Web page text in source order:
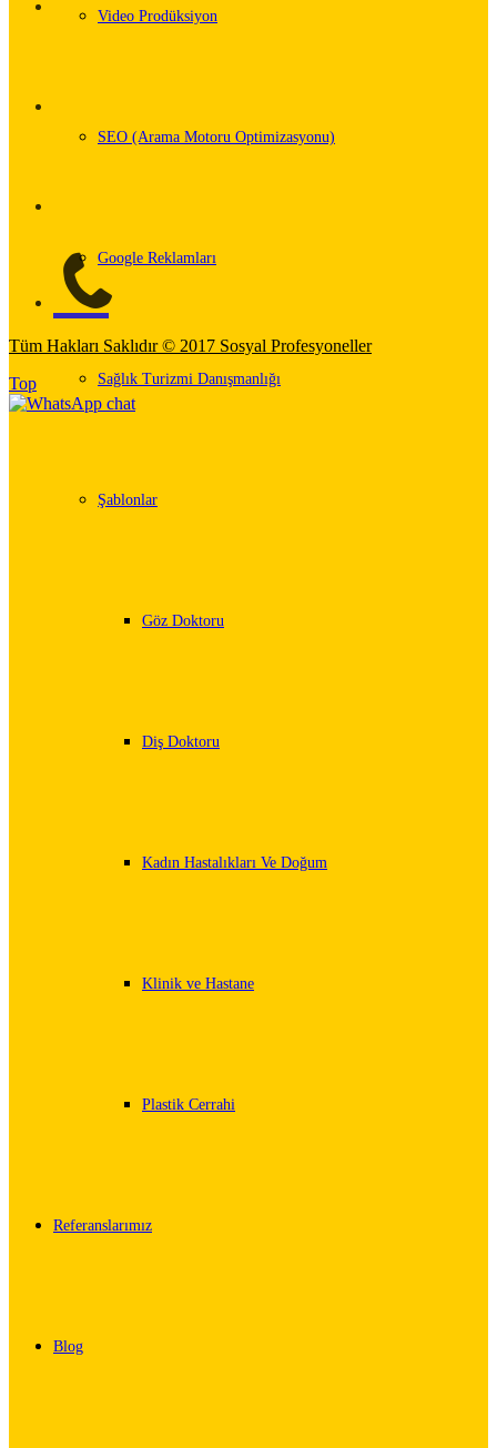
Video Prodüksiyon
SEO (Arama Motoru Optimizasyonu)
Google Reklamları
Sağlık Turizmi Danışmanlığı
Şablonlar
Göz Doktoru
Diş Doktoru
Kadın Hastalıkları Ve Doğum
Klinik ve Hastane
Plastik Cerrahi
Referanslarımız
Blog
Tüm Hakları Saklıdır © 2017 Sosyal Profesyoneller
Top